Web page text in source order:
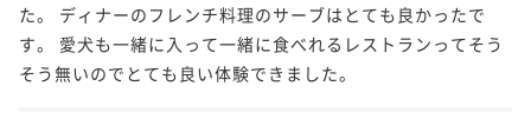
た。 ディナーのフレンチ料理のサーブはとても良かったで
す。 愛犬も一緒に入って一緒に食べれるレストランってそう
そう無いのでとても良い体験できました。